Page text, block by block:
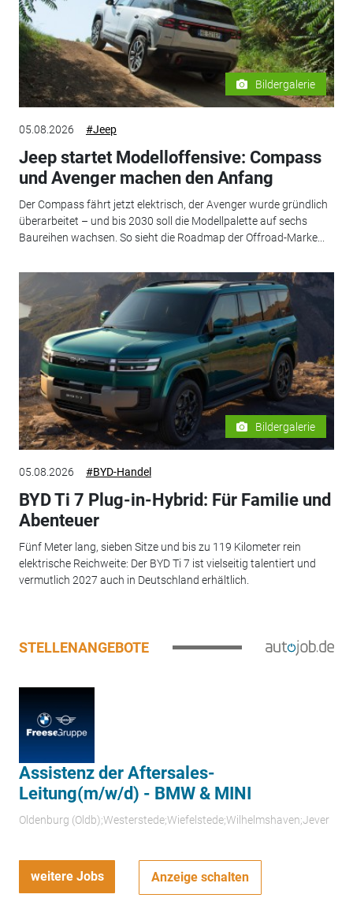
Bildergalerie
05.08.2026 #Jeep
Jeep startet Modelloffensive: Compass
und Avenger machen den Anfang
Der Compass fährt jetzt elektrisch, der Avenger wurde gründlich
überarbeitet – und bis 2030 soll die Modellpalette auf sechs
Baureihen wachsen. So sieht die Roadmap der Offroad-Marke...
Bildergalerie
05.08.2026 #BYD-Handel
BYD Ti 7 Plug-in-Hybrid: Für Familie und
Abenteuer
Fünf Meter lang, sieben Sitze und bis zu 119 Kilometer rein
elektrische Reichweite: Der BYD Ti 7 ist vielseitig talentiert und
vermutlich 2027 auch in Deutschland erhältlich.
STELLENANGEBOTE
Assistenz der Aftersales-
Leitung(m/w/d) - BMW & MINI
Oldenburg (Oldb);Westerstede;Wiefelstede;Wilhelmshaven;Jever
weitere Jobs Anzeige schalten